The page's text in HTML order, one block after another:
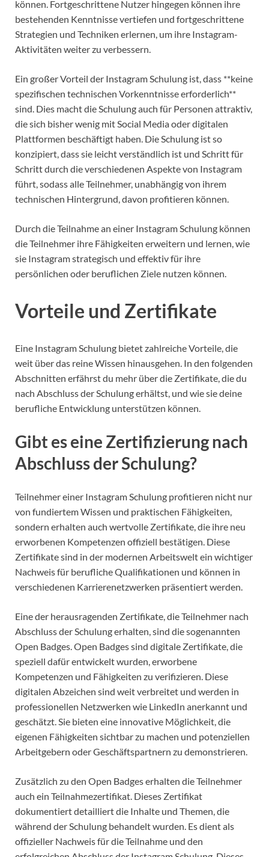
können. Fortgeschrittene Nutzer hingegen können ihre
bestehenden Kenntnisse vertiefen und fortgeschrittene
Strategien und Techniken erlernen, um ihre Instagram-
Aktivitäten weiter zu verbessern.
Ein großer Vorteil der Instagram Schulung ist, dass **keine
spezifischen technischen Vorkenntnisse erforderlich**
sind. Dies macht die Schulung auch für Personen attraktiv,
die sich bisher wenig mit Social Media oder digitalen
Plattformen beschäftigt haben. Die Schulung ist so
konzipiert, dass sie leicht verständlich ist und Schritt für
Schritt durch die verschiedenen Aspekte von Instagram
führt, sodass alle Teilnehmer, unabhängig von ihrem
technischen Hintergrund, davon profitieren können.
Durch die Teilnahme an einer Instagram Schulung können
die Teilnehmer ihre Fähigkeiten erweitern und lernen, wie
sie Instagram strategisch und effektiv für ihre
persönlichen oder beruflichen Ziele nutzen können.
Vorteile und Zertifikate
Eine Instagram Schulung bietet zahlreiche Vorteile, die
weit über das reine Wissen hinausgehen. In den folgenden
Abschnitten erfährst du mehr über die Zertifikate, die du
nach Abschluss der Schulung erhältst, und wie sie deine
berufliche Entwicklung unterstützen können.
Gibt es eine Zertifizierung nach
Abschluss der Schulung?
Teilnehmer einer Instagram Schulung profitieren nicht nur
von fundiertem Wissen und praktischen Fähigkeiten,
sondern erhalten auch wertvolle Zertifikate, die ihre neu
erworbenen Kompetenzen offiziell bestätigen. Diese
Zertifikate sind in der modernen Arbeitswelt ein wichtiger
Nachweis für berufliche Qualifikationen und können in
verschiedenen Karrierenetzwerken präsentiert werden.
Eine der herausragenden Zertifikate, die Teilnehmer nach
Abschluss der Schulung erhalten, sind die sogenannten
Open Badges. Open Badges sind digitale Zertifikate, die
speziell dafür entwickelt wurden, erworbene
Kompetenzen und Fähigkeiten zu verifizieren. Diese
digitalen Abzeichen sind weit verbreitet und werden in
professionellen Netzwerken wie LinkedIn anerkannt und
geschätzt. Sie bieten eine innovative Möglichkeit, die
eigenen Fähigkeiten sichtbar zu machen und potenziellen
Arbeitgebern oder Geschäftspartnern zu demonstrieren.
Zusätzlich zu den Open Badges erhalten die Teilnehmer
auch ein Teilnahmezertifikat. Dieses Zertifikat
dokumentiert detailliert die Inhalte und Themen, die
während der Schulung behandelt wurden. Es dient als
offizieller Nachweis für die Teilnahme und den